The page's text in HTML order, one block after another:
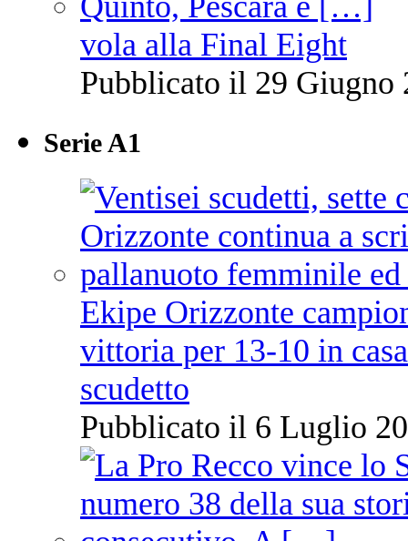
vola alla Final Eight
Pubblicato il 29 Giugno
Serie A1
Ekipe Orizzonte
vittoria per 13-10 in
scudetto
Pubblicato il 6 Luglio